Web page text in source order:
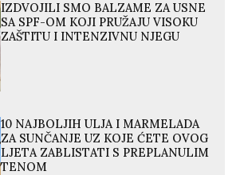
IZDVOJILI SMO BALZAME ZA USNE
SA SPF-OM KOJI PRUŽAJU VISOKU
ZAŠTITU I INTENZIVNU NJEGU
10 NAJBOLJIH ULJA I MARMELADA
ZA SUNČANJE UZ KOJE ĆETE OVOG
LJETA ZABLISTATI S PREPLANULIM
TENOM